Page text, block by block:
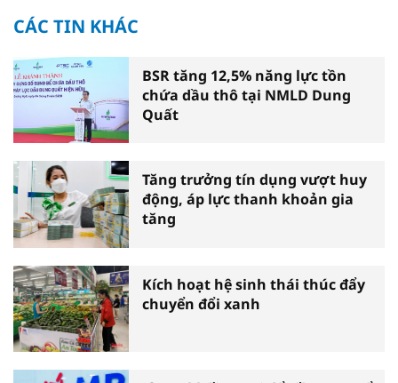
CÁC TIN KHÁC
BSR tăng 12,5% năng lực tồn
chứa dầu thô tại NMLD Dung
Quất
Tăng trưởng tín dụng vượt huy
động, áp lực thanh khoản gia
tăng
Kích hoạt hệ sinh thái thúc đẩy
chuyển đổi xanh